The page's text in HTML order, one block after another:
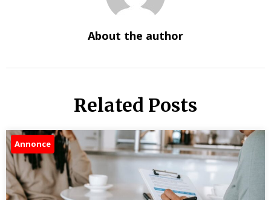
About the author
Related Posts
Annonce